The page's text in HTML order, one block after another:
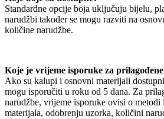
Standardne opcije boja uključuju bijelu,
narudžbi također se mogu razviti na
količine narudžbe.
Koje je vrijeme isporuke za
Ako su kalupi i osnovni materijali
mogu isporučiti u roku od 5 dana. Za
narudžbe, vrijeme isporuke ovisi o metodi
materijala, odobrenju uzorka, količini